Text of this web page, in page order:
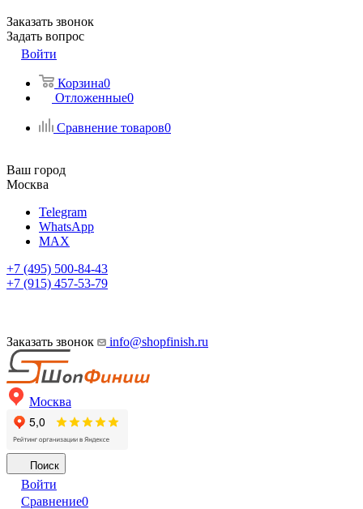
Заказать звонок
Задать вопрос
Войти
Корзина0
Отложенные0
Сравнение товаров0
Ваш город
Москва
Telegram
WhatsApp
MAX
+7 (495) 500-84-43
+7 (915) 457-53-79
Заказать звонок info@shopfinish.ru
Москва
Поиск
Войти
Сравнение0